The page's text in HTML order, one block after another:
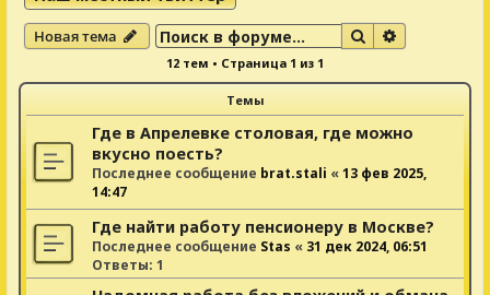
Новая тема Поиск
12 тем • Страница 1 из 1
Темы
Где в Апрелевке столовая, где можно
вкусно поесть?
Последнее сообщение brat.stali «13 фев 2025,
14:47
Где найти работу пенсионеру в Москве?
Последнее сообщение Stas « 31 дек 2024, 06:51
Ответы: 1